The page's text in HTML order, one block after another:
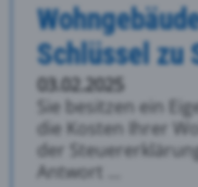
Schlüssel zu
03.02.2025
Sie besitzen ein
die Kosten Ihrer
der
Antwort ...